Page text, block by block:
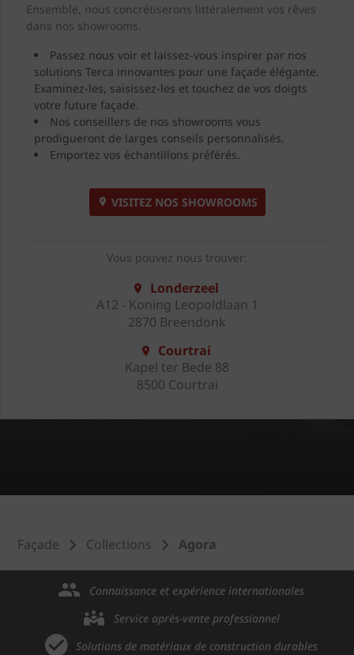
Ensemble, nous concrétiserons littéralement vos rêves
dans nos showrooms.
Passez nous voir et laissez-vous inspirer par nos
solutions Terca innovantes pour une façade élégante.
Examinez-les, saisissez-les et touchez de vos doigts
votre future façade.
Nos conseillers de nos showrooms vous
prodigueront de larges conseils personnalisés.
Emportez vos échantillons préférés.
VISITEZ NOS SHOWROOMS
Vous pouvez nous trouver:
Londerzeel
A12 - Koning Leopoldlaan 1
2870 Breendonk
Courtrai
Kapel ter Bede 88
8500 Courtrai
Façade Collections Agora
Connaissance et expérience internationales
Service après-vente professionnel
Solutions de matériaux de construction durables